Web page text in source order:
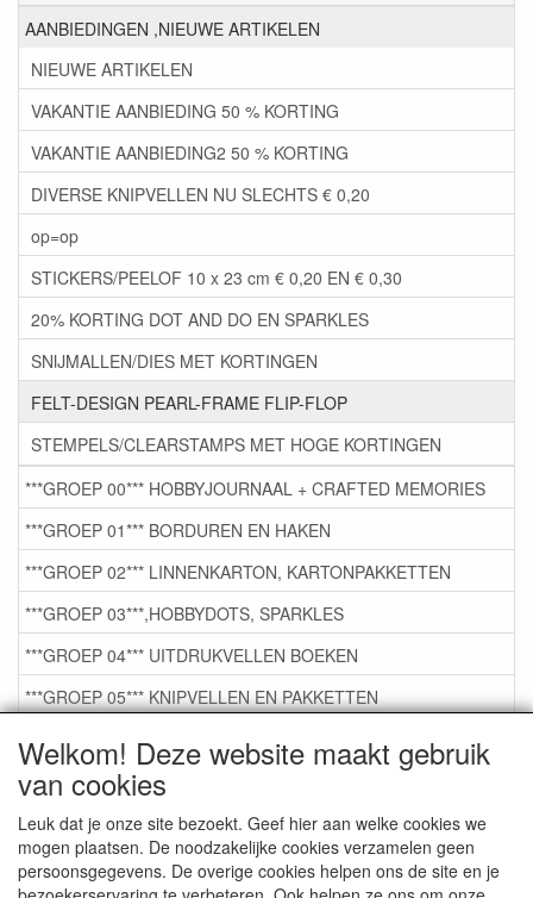
Welkom! Deze website maakt gebruik
van cookies
Leuk dat je onze site bezoekt. Geef hier aan welke cookies we
mogen plaatsen. De noodzakelijke cookies verzamelen geen
persoonsgegevens. De overige cookies helpen ons de site en je
AANBIEDINGEN ,NIEUWE ARTIKELEN
NIEUWE ARTIKELEN
VAKANTIE AANBIEDING 50 % KORTING
VAKANTIE AANBIEDING2 50 % KORTING
DIVERSE KNIPVELLEN NU SLECHTS € 0,20
op=op
STICKERS/PEELOF 10 x 23 cm € 0,20 EN € 0,30
20% KORTING DOT AND DO EN SPARKLES
SNIJMALLEN/DIES MET KORTINGEN
FELT-DESIGN PEARL-FRAME FLIP-FLOP
STEMPELS/CLEARSTAMPS MET HOGE KORTINGEN
***GROEP 00*** HOBBYJOURNAAL + CRAFTED MEMORIES
***GROEP 01*** BORDUREN EN HAKEN
***GROEP 02*** LINNENKARTON, KARTONPAKKETTEN
***GROEP 03***,HOBBYDOTS, SPARKLES
***GROEP 04*** UITDRUKVELLEN BOEKEN
***GROEP 05*** KNIPVELLEN EN PAKKETTEN
***GROEP 06*** TAPE/LIJM SNIJMALLEN STEMPELS
***GROEP 07*** KAARTEN +SCRAP TOEBEHOREN
***GROEP 08*** TEKENEN EN KLEUREN, GELPEN,MARKER
***GROEP 09*** KRALEN EN TOEBEHOREN